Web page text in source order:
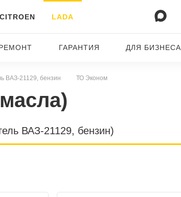
CITROEN LADA
ГАРАНТИЯ ДЛЯ БИЗНЕСА
ВАЗ-21129, бензин ТО Эконом
ВАЗ-21129, бензин)